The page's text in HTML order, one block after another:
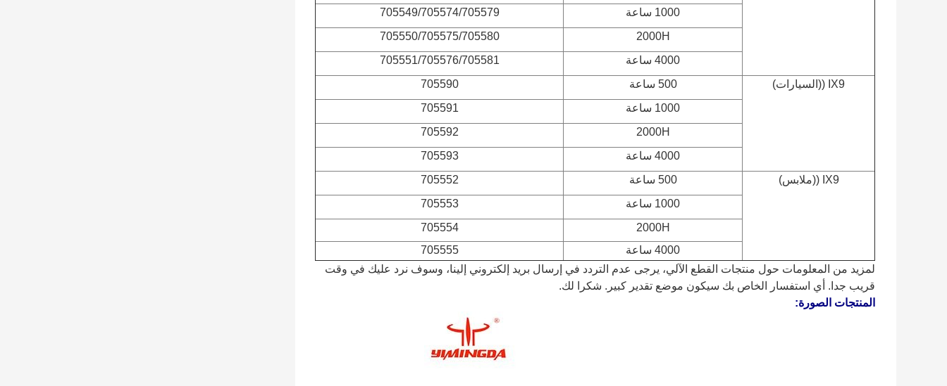
1000 ساعة
705549/705574/705579
2000H
705550/705575/705580
4000 ساعة
705551/705576/705581
IX9 ((السيارات
) 500 ساعة
705590
1000 ساعة
705591
2000H
705592
4000 ساعة
705593
IX9 ((ملابس
) 500 ساعة
705552
1000 ساعة
705553
2000H
705554
4000 ساعة
705555
لمزيد من المعلومات حول منتجات القطع الآلي، يرجى عدم التردد في إرسال بريد إلكتروني إلينا، وسوف نرد عليك في وقت
قريب جدا. أي استفسار الخاص بك سيكون موضع تقدير كبير. شكرا لك.
المنتجات الصورة: